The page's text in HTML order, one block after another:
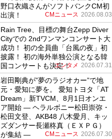
野口衣織さんがソフトバンクCM初
出演！
CMニュース 2026.08.03
Rain Tree、目標の舞台Zepp Diver
Cityでの 2ndワンマンコンサート大
成功！ 初の全員曲「台風の夜」初
披露！ 初の海外単独公演となる韓
国コンサートも決定！
エンタメ 2026.07.31
岩田剛典が”夢のラジオカー”で地
元・愛知に夢を。 愛知トヨタ「AT
Dream」新TVCM、8月1日オンエ
ア開始 ― ヘラルボニー松田崇弥・
松田文登、AKB48 八木愛月、キッ
ズダンサー長瀬柊真（ＥＸＰＧ）
が集結 ―
CMニュース 2026.07.30